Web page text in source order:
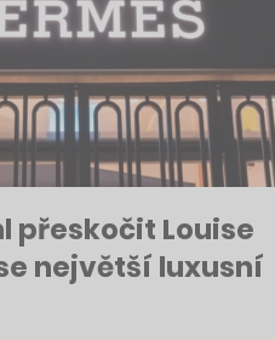
přeskočit Louise
největší luxusní